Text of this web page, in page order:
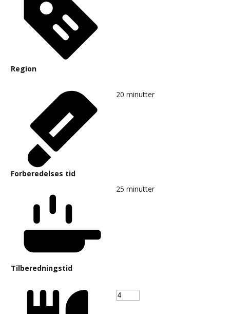
Region
Forberedelses tid
20 minutter
Tilberedningstid
25 minutter